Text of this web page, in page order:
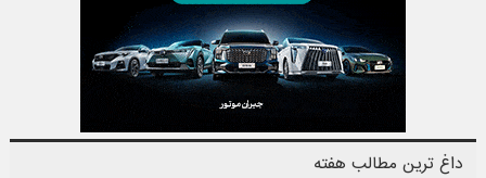
داغ ترین مطالب هفته